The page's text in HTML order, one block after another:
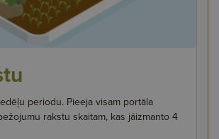
periodu. Pieeja visam portāla
rakstu skaitam, kas jāizmanto 4